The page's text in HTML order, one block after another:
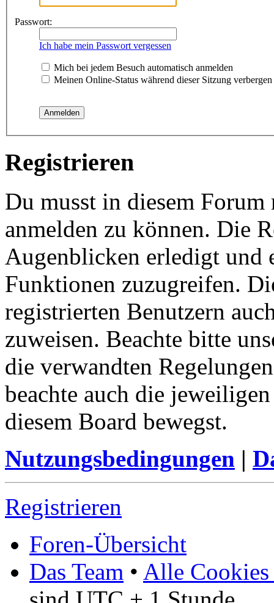
Passwort:
Ich habe mein Passwort vergessen
Mich bei jedem Besuch automatisch anmelden
Meinen Online-Status während dieser Sitzung verbergen
Registrieren
Du musst in diesem
anmelden zu können. Die
Augenblicken erledigt und
Funktionen zuzugreifen.
registrierten Benutzern
zuweisen. Beachte bitte
die verwandten
beachte auch die
diesem Board bewegst.
Nutzungsbedingungen |
Registrieren
Foren-Übersicht
Das Team • Alle Cookies